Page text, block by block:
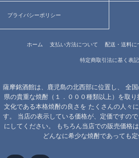
プライバシーポリシー
ホーム 支払い方法について 配送・送料に
特定商取引法に基く表記
薩摩銘酒館は、鹿児島の北西部に位置し、 全
県の貴重な焼酎（１．０００種類以上）を取
文化である本格焼酎の良さを たくさんの人々
す。 当店の表示している価格が、定価ですの
にしてください。 もちろん当店での販売価格
どんなに希少な焼酎であっても定